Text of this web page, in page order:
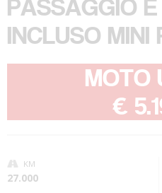
PASSAGGIO
INCLUSO MINI
MOTO
€
KM
27.000